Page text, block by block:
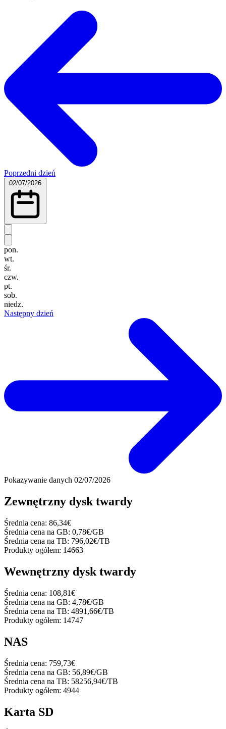
Poprzedni dzień
02/07/2026
pon.
wt.
śr.
czw.
pt.
sob.
niedz.
Następny dzień
Pokazywanie danych 02/07/2026
Zewnętrzny dysk twardy
Średnia cena: 86,34€
Średnia cena na GB: 0,78€/GB
Średnia cena na TB: 796,02€/TB
Produkty ogółem: 14663
Wewnętrzny dysk twardy
Średnia cena: 108,81€
Średnia cena na GB: 4,78€/GB
Średnia cena na TB: 4891,66€/TB
Produkty ogółem: 14747
NAS
Średnia cena: 759,73€
Średnia cena na GB: 56,89€/GB
Średnia cena na TB: 58256,94€/TB
Produkty ogółem: 4944
Karta SD